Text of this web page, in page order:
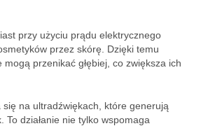
przy użyciu prądu elektrycznego
przez skórę. Dzięki temu
przenikać głębiej, co zwiększa ich
się na ultradźwiękach, które generują
To działanie nie tylko wspomaga